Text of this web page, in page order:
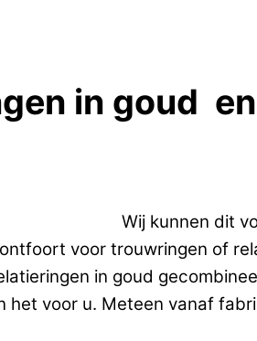
in goud
Wij kunnen dit
voor trouwringen of
in goud
het voor u. Meteen vanaf